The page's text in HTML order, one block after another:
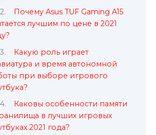
Почему Asus TUF Gaming A15
лучшим по цене в 2021
Какую роль играет
и время автономной
при выборе игрового
Каковы особенности памяти
в лучших игровых
2021 года?